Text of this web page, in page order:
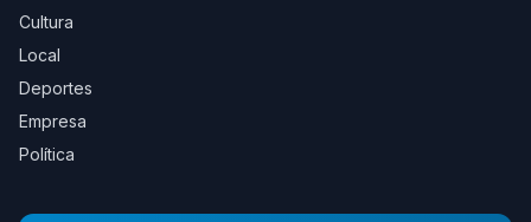
Cultura
Local
Deportes
Empresa
Política